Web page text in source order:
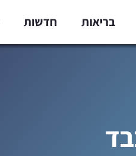
בריאות חדשות